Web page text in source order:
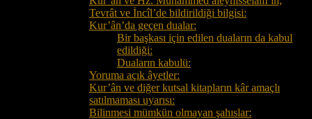
Tevrât ve İncîl’de bildirildiği bilgisi:
Kur’ân’da geçen dualar:
Bir başkası için edilen duaların da kabul
edildiği:
Duaların kabulü:
Yoruma açık âyetler:
Kur’ân ve diğer kutsal kitapların kâr amaçlı
satılmaması uyarısı:
Bilinmesi mümkün olmayan şahıslar: